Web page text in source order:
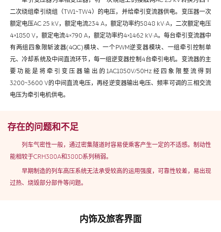
二次绕组牵引绕组（TW1~TW4）的电压，并给牵引变流器供电。变压器一次
额定电压AC 25 kV，额定电流234 A，额定功率约5848 kV·A，二次额定电压
4×1850 V，额定电流4×790 A，额定功率约4×1462 kV·A。每台牵引变流器中
有两组四象限斩波器(4QC)横块、一个PWM逆变器模块、一组牵引控制单
元、冷却系统及中间直流环节，每一组逆变器控制4台牵引电机。变流器的主
要功能是将牵引变压器输出的1AC1850V/50Hz经四象限整流得到
3200~3600 V的中间直流电压，再经逆变器输出电压、频率可调的三相交流
电压为牵引电机供电。
存在的问题和不足
列车气密性一般，通过密集隧道时容易使乘客产生一定的不适感。制动性
能相较于CRH380A和380D系列稍弱。
早期制造的列车高压系统无法承受较高的运用强度，可靠性较差，易出现
过热、烧毁部分部件等问题。
内饰及旅客界面